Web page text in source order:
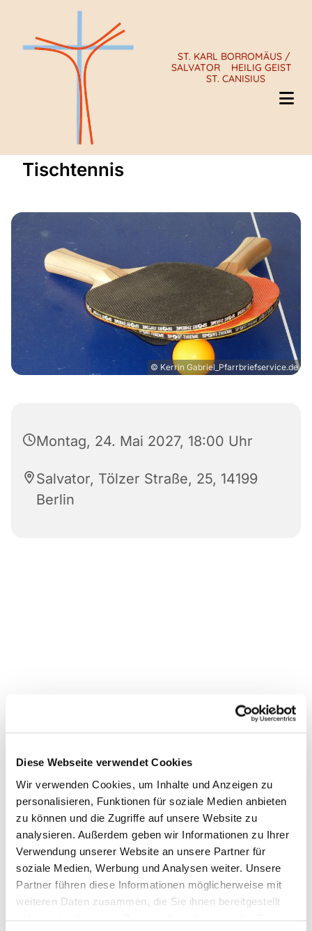
Diese Webseite verwendet Cookies
Wir verwenden Cookies, um Inhalte und Anzeigen zu
personalisieren, Funktionen für soziale Medien anbieten
zu können und die Zugriffe auf unsere Website zu
analysieren. Außerdem geben wir Informationen zu Ihrer
Verwendung unserer Website an unsere Partner für
soziale Medien, Werbung und Analysen weiter. Unsere
Partner führen diese Informationen möglicherweise mit
weiteren Daten zusammen, die Sie ihnen bereitgestellt
ST. KARL BORROMÄUS /
SALVATOR
HEILIG GEIST
ST. CANISIUS
Tischtennis
© Kerrin Gabriel_Pfarrbriefservice.de
Montag, 24. Mai 2027, 18:00 Uhr
Salvator, Tölzer Straße, 25, 14199
Berlin
Dies könnte Sie auch
interessieren